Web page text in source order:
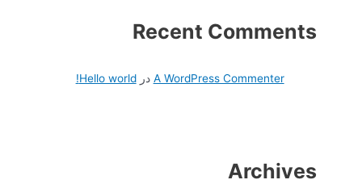
Recent Comments
A WordPress Commenter درHello world!
Archives